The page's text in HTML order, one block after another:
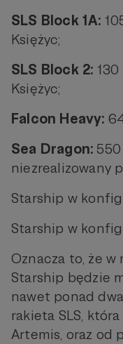
SLS Block 1A:
Księżyc;
SLS Block 2:
Księżyc;
Falcon Heavy:
Sea Dragon:
niezrealizowany
Starship w
Starship w
Oznacza to, że
Starship będzie
nawet ponad
rakieta SLS,
Artemis, oraz od